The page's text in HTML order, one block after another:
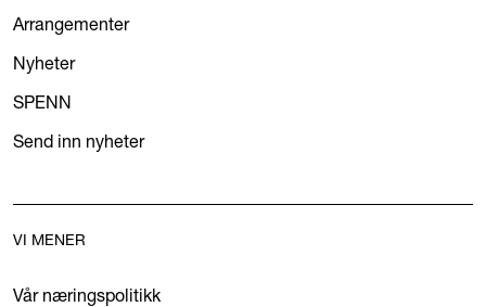
Arrangementer
Nyheter
SPENN
Send inn nyheter
VI MENER
Vår næringspolitikk